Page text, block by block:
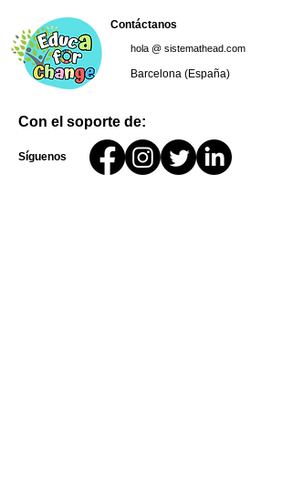
Contáctanos
hola @ sistemathead.com
Barcelona (España)
Con el soporte de:
Síguenos